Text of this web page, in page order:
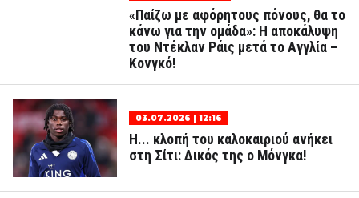
«Παίζω με αφόρητους πόνους, θα το
κάνω για την ομάδα»: Η αποκάλυψη
του Ντέκλαν Ράις μετά το Αγγλία –
Κονγκό!
03.07.2026 | 12:16
Η... κλοπή του καλοκαιριού ανήκει
στη Σίτι: Δικός της ο Μόνγκα!